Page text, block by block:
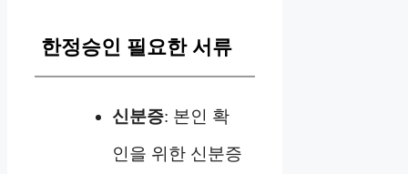
한정승인 필요한 서류
신분증: 본인 확
인을 위한 신분증